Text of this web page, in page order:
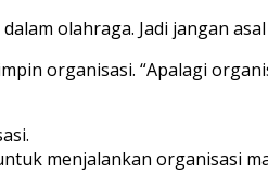
olahraga. Jadi jangan
organisasi. “Apalagi
menjalankan organisasi